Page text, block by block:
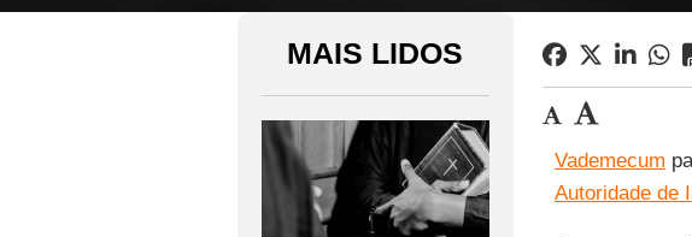
MAIS LIDOS
Vademecum
Autoridade de